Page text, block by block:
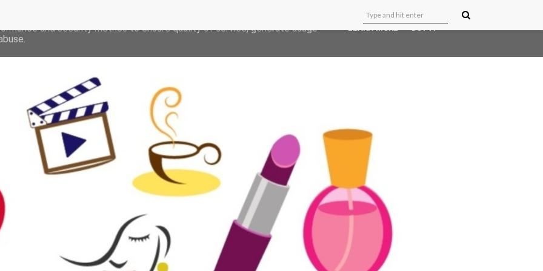
its services and to analyze traffic. Your IP address and user-agent
and security metrics to ensure quality of service, generate usage
LEARN MORE GOT IT